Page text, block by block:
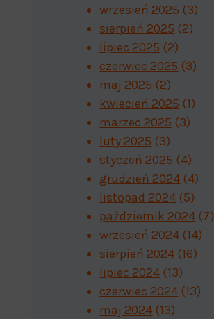
wrzesień 2025 (3)
sierpień 2025 (2)
lipiec 2025 (2)
czerwiec 2025 (3)
maj 2025 (2)
kwiecień 2025 (1)
marzec 2025 (3)
luty 2025 (3)
styczeń 2025 (4)
grudzień 2024 (4)
listopad 2024 (5)
październik 2024 (7)
wrzesień 2024 (14)
sierpień 2024 (16)
lipiec 2024 (13)
czerwiec 2024 (13)
maj 2024 (13)